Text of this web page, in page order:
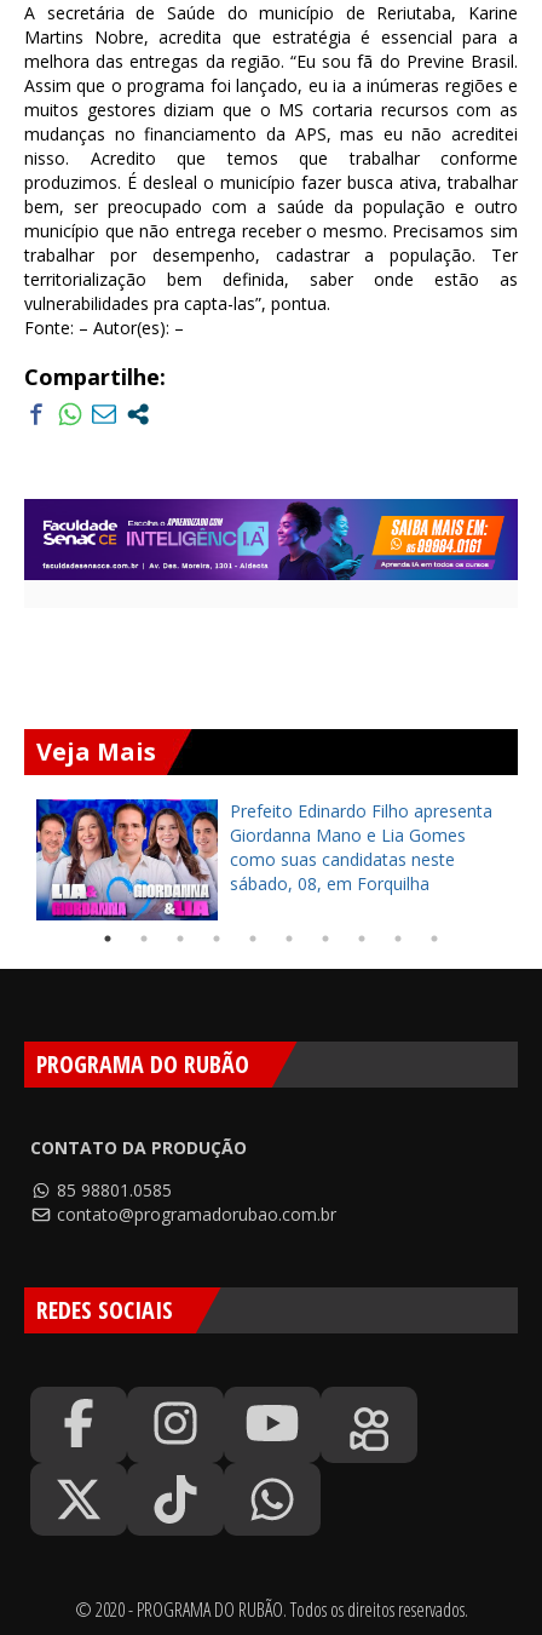
A secretária de Saúde do município de Reriutaba, Karine
Martins Nobre, acredita que estratégia é essencial para a
melhora das entregas da região. “Eu sou fã do Previne Brasil.
Assim que o programa foi lançado, eu ia a inúmeras regiões e
muitos gestores diziam que o MS cortaria recursos com as
mudanças no financiamento da APS, mas eu não acreditei
nisso. Acredito que temos que trabalhar conforme
produzimos. É desleal o município fazer busca ativa, trabalhar
bem, ser preocupado com a saúde da população e outro
município que não entrega receber o mesmo. Precisamos sim
trabalhar por desempenho, cadastrar a população. Ter
territorialização bem definida, saber onde estão as
vulnerabilidades pra capta-las”, pontua.
Fonte: – Autor(es): –
Compartilhe:
Veja Mais
Prefeito Edinardo Filho apresenta
Giordanna Mano e Lia Gomes
como suas candidatas neste
sábado, 08, em Forquilha
PROGRAMA DO RUBÃO
CONTATO DA PRODUÇÃO
85 98801.0585
contato@programadorubao.com.br
REDES SOCIAIS
© 2020 - PROGRAMA DO RUBÃO. Todos os direitos reservados.